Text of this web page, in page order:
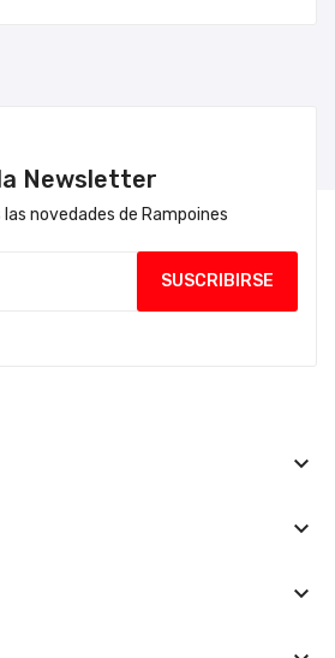
Newsletter
novedades de Rampoines
keyboard_arrow_down
keyboard_arrow_down
keyboard_arrow_down